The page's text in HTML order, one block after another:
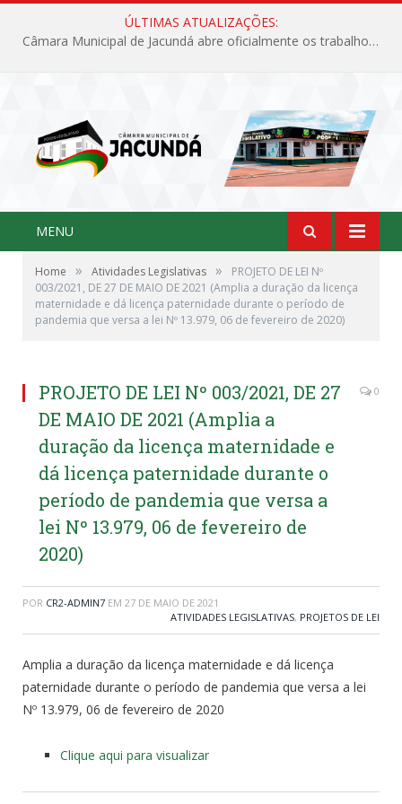
ÚLTIMAS ATUALIZAÇÕES:
Câmara Municipal de Jacundá abre oficialmente os trabalhos legislativos de 2026
MENU
Home » Atividades Legislativas »
PROJETO DE LEI Nº
003/2021, DE 27 DE MAIO DE 2021 (Amplia a duração da licença
maternidade e dá licença paternidade durante o período de
pandemia que versa a lei Nº 13.979, 06 de fevereiro de 2020)
PROJETO DE LEI Nº 003/2021, DE 27
DE MAIO DE 2021 (Amplia a
duração da licença maternidade e
dá licença paternidade durante o
período de pandemia que versa a
lei Nº 13.979, 06 de fevereiro de
2020)
0
POR CR2-ADMIN7 EM 27 DE MAIO DE 2021
ATIVIDADES LEGISLATIVAS, PROJETOS DE LEI
Amplia a duração da licença maternidade e dá licença
paternidade durante o período de pandemia que versa a lei
Nº 13.979, 06 de fevereiro de 2020
Clique aqui para visualizar